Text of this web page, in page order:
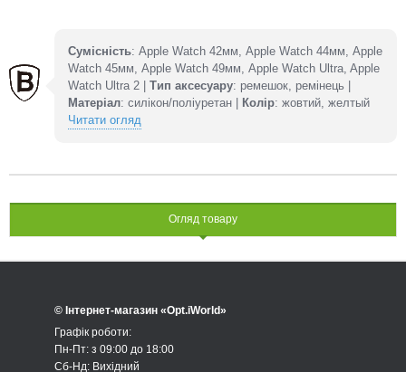
Сумісність: Apple Watch 42мм, Apple Watch 44мм, Apple
Watch 45мм, Apple Watch 49мм, Apple Watch Ultra, Apple
Watch Ultra 2 | Тип аксесуару: ремешок, ремінець |
Матеріал: силікон/поліуретан | Колір: жовтий, желтый
Читати огляд
Огляд товару
© Інтернет-магазин «Opt.iWorld»
Графік роботи:
Пн-Пт: з 09:00 до 18:00
Сб-Нд: Вихідний